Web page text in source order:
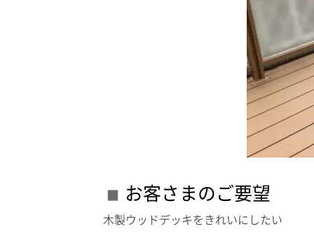
お客さまのご要望
木製ウッドデッキをきれいにしたい